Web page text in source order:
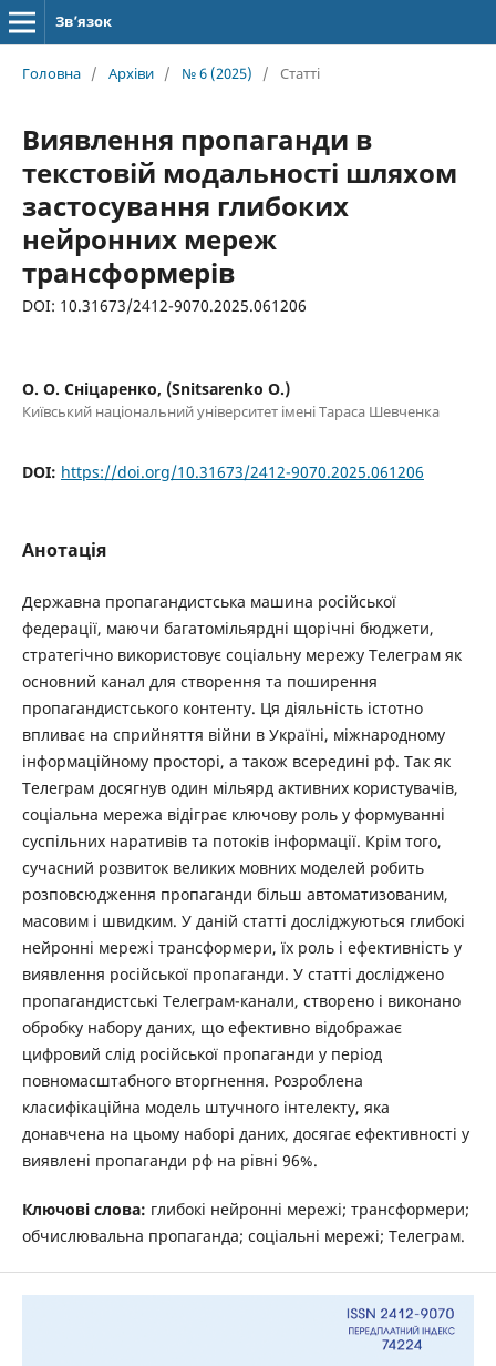
Зв’язок
Головна / Архіви / № 6 (2025) / Статті
Виявлення пропаганди в
текстовій модальності шляхом
застосування глибоких
нейронних мереж
трансформерів
DOI: 10.31673/2412-9070.2025.061206
О. О. Сніцаренко, (Snitsarenko O.)
Київський національний університет імені Тараса Шевченка
DOI: https://doi.org/10.31673/2412-9070.2025.061206
Анотація
Державна пропагандистська машина російської
федерації, маючи багатомільярдні щорічні бюджети,
стратегічно використовує соціальну мережу Телеграм як
основний канал для створення та поширення
пропагандистського контенту. Ця діяльність істотно
впливає на сприйняття війни в Україні, міжнародному
інформаційному просторі, а також всередині рф. Так як
Телеграм досягнув один мільярд активних користувачів,
соціальна мережа відіграє ключову роль у формуванні
суспільних наративів та потоків інформації. Крім того,
сучасний розвиток великих мовних моделей робить
розповсюдження пропаганди більш автоматизованим,
масовим і швидким. У даній статті досліджуються глибокі
нейронні мережі трансформери, їх роль і ефективність у
виявлення російської пропаганди. У статті досліджено
пропагандистські Телеграм-канали, створено і виконано
обробку набору даних, що ефективно відображає
цифровий слід російської пропаганди у період
повномасштабного вторгнення. Розроблена
класифікаційна модель штучного інтелекту, яка
донавчена на цьому наборі даних, досягає ефективності у
виявлені пропаганди рф на рівні 96%.
Ключові слова: глибокі нейронні мережі; трансформери;
обчислювальна пропаганда; соціальні мережі; Телеграм.